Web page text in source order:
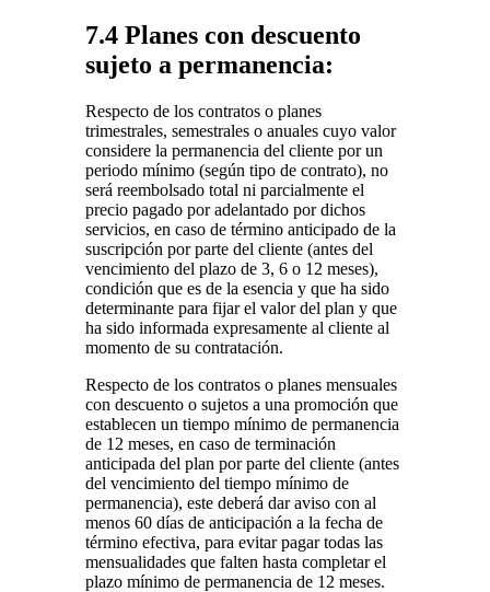
7.4 Planes con descuento
sujeto a permanencia:
Respecto de los contratos o planes
trimestrales, semestrales o anuales cuyo valor
considere la permanencia del cliente por un
periodo mínimo (según tipo de contrato), no
será reembolsado total ni parcialmente el
precio pagado por adelantado por dichos
servicios, en caso de término anticipado de la
suscripción por parte del cliente (antes del
vencimiento del plazo de 3, 6 o 12 meses),
condición que es de la esencia y que ha sido
determinante para fijar el valor del plan y que
ha sido informada expresamente al cliente al
momento de su contratación.
Respecto de los contratos o planes mensuales
con descuento o sujetos a una promoción que
establecen un tiempo mínimo de permanencia
de 12 meses, en caso de terminación
anticipada del plan por parte del cliente (antes
del vencimiento del tiempo mínimo de
permanencia), este deberá dar aviso con al
menos 60 días de anticipación a la fecha de
término efectiva, para evitar pagar todas las
mensualidades que falten hasta completar el
plazo mínimo de permanencia de 12 meses.